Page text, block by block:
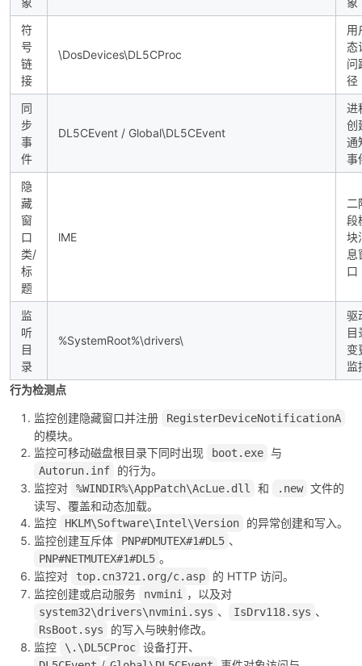
符
号
链
接
\DosDevices\DL5CProc
用
态
问
径
同
步
事
件
DL5CEvent / Global\DL5CEvent
进
创
通
事
隐
藏
窗
口
类/
标
题
lME
二
段
块
息
口
监
听
目
录
%SystemRoot%\drivers\
驱
目
变
监
行为检测点
监控创建隐藏窗口并注册 RegisterDeviceNotificationA
的模块。
监控可移动磁盘根目录下同时出现
boot.exe 与
Autorun.inf
的行为。
监控对
%WINDIR%\AppPatch\AcLue.dll 和 .new 文件的
读写、覆盖和动态加载。
监控
HKLM\Software\Intel\Version
的异常创建和写入。
监控创建互斥体
PNP#DMUTEX#1#DL5 、
PNP#NETMUTEX#1#DL5 。
监控对
top.cn3721.org/c.asp
的 HTTP 访问。
监控创建或启动服务
nvmini ，以及对
system32\drivers\nvmini.sys 、 IsDrv118.sys 、
RsBoot.sys
的写入与映射修改。
监控
\.\DL5CProc 设备打开、